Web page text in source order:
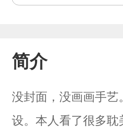
简介
没封面，没画画手
设。本人看了很多